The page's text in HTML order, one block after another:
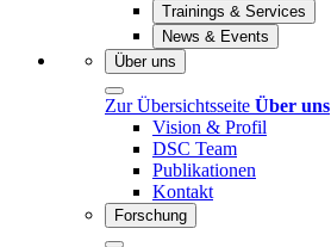
Trainings & Services
News & Events
Über uns
Zur Übersichtsseite Über uns
Vision & Profil
DSC Team
Publikationen
Kontakt
Forschung